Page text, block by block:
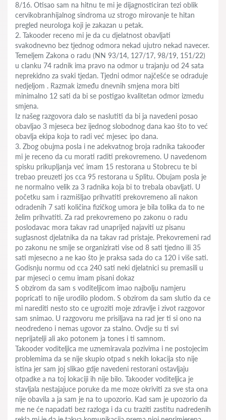
8/16. Otisao sam na hitnu te mi je dijagnosticiran tezi oblik
cervikobranhijalnog sindroma uz strogo mirovanje te hitan
pregled neurologa koji je zakazan u petak.
2. Takooder receno mi je da cu djelatnost obavljati
svakodnevno bez tjednog odmora nekad ujutro nekad navecer.
Temeljem Zakona o radu (NN 93/14, 127/17, 98/19, 151/22)
u clanku 74 radnik ima pravo na odmor u trajanju od 24 sata
neprekidno za svaki tjedan. Tjedni odmor najčešće se odraduje
nedjeljom . Razmak između dnevnih smjena mora biti
minimalno 12 sati da bi se postigao kvalitetan odmor izmedu
smjena.
Iz našeg razgovora dalo se naslutiti da bi ja navedeni posao
obavljao 3 mjeseca bez ijednog slobodnog dana kao što to već
obavlja ekipa koja to radi već mjesec ipo dana.
3. Zbog obujma posla i ne adekvatnog broja radnika takoođer
mi je receno da cu morati raditi prekovremeno. U navedenom
spisku prikupljanja već imam 15 restorana u Stobrecu te bi
trebao preuzeti jos cca 95 restorana u Splitu. Obujam posla je
ne normalno velik za 3 radnika koja bi to trebala obavljati. U
početku sam i razmišljao prihvatiti prekovremeno ali nakon
odradenih 7 sati količina fizičkog umora je bila tolika da to ne
želim prihvatiti. Za rad prekovremeno po zakonu o radu
poslodavac mora takav rad unaprijed najaviti uz pisanu
suglasnost djelatnika da na takav rad pristaje. Prekovremeni rad
po zakonu ne smije se organizirati vise od 8 sati tjedno ili 35
sati mjesecno a ne kao što je praksa sada do ca 120 i više sati.
Godisnju normu od cca 240 sati neki djelatnici su premasili u
par mjeseci o cemu imam pisani dokaz
S obzirom da sam s voditeljicom imao najbolju namjeru
popricati to nije urodilo plodom. S obzirom da sam slutio da ce
mi narediti nesto sto ce ugroziti moje zdravlje i zivot razgovor
sam snimao. U razgovoru me prisiljava na rad jer ti si ono na
neodredeno i nemas ugovor za stalno. Ovdje su ti svi
neprijatelji ali ako potonem ja tones i ti samnom.
Takooder voditeljica me uznemiravala pozivima i ne postojecim
problemima da se nije skupio otpad s nekih lokacija sto nije
istina jer sam joj slikao gdje navedeni restorani ostavljaju
otpadke a na toj lokaciji ih nije bilo. Takooder voditeljica je
stavljala nestajajuce poruke da me moze okriviti za sve sta ona
nije obavila a ja sam je na to upozorio. Kad sam je upozorio da
me ne će napadati bez razloga i da cu traziti zastitu nadredenih